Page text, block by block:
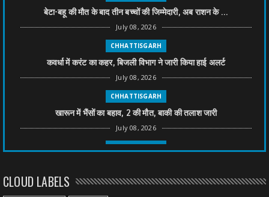
बेटा-बहू की मौत के बाद तीन बच्चों की जिम्मेदारी, अब राशन के ...
July 08, 2026
CHHATTISGARH
कवर्धा में करंट का कहर, बिजली विभाग ने जारी किया हाई अलर्ट
July 08, 2026
CHHATTISGARH
खारून में भैंसों का बहाव, 2 की मौत, बाकी की तलाश जारी
July 08, 2026
CHHATTISGARH
July 08, 2026
CLOUD LABELS